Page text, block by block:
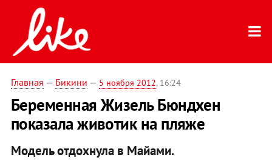
Главная — Бикини — 5 ноября 2012, 16:24
Беременная Жизель Бюндхен
показала животик на пляже
Модель отдохнула в Майами.